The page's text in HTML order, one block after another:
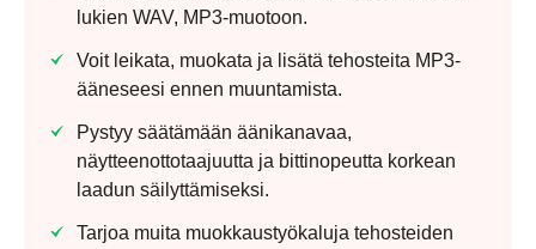
lukien WAV, MP3-muotoon.
Voit leikata, muokata ja lisätä tehosteita MP3-
ääneseesi ennen muuntamista.
Pystyy säätämään äänikanavaa,
näytteenottotaajuutta ja bittinopeutta korkean
laadun säilyttämiseksi.
Tarjoa muita muokkaustyökaluja tehosteiden